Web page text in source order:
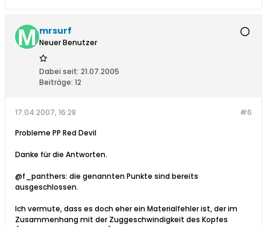
mrsurf
Neuer Benutzer
Dabei seit: 21.07.2005
Beiträge: 12
#6
17.04.2007, 16:28
Probleme PP Red Devil
Danke für die Antworten.
@f_panthers: die genannten Punkte sind bereits
ausgeschlossen.
Ich vermute, dass es doch eher ein Materialfehler ist, der im
Zusammenhang mit der Zuggeschwindigkeit des Kopfes